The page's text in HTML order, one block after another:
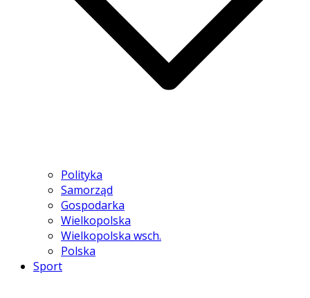
Polityka
Samorząd
Gospodarka
Wielkopolska
Wielkopolska wsch.
Polska
Sport